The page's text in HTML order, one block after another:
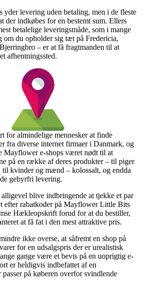
yder levering uden betaling, men i de fleste
der indkøbes for en bestemt sum. Ellers
betalelige leveringsmåde, som i mange
du opholder sig tæt på Fredericia,
– er at få fragtmanden til at
afhentningssted.
for almindelige mennesker at finde
fra diverse internet firmaer i Danmark, og
Mayflower e-shops været nødt til at
på en række af deres produkter – til piger
til kvinder og mænd – kolossalt, og endda
gebyrfri levering.
blive indbringende at tjekke et par
efter rabatkoder på Mayflower Little Bits
Hækleopskrift forud for at du bestiller,
at få fat i den mest attraktive pris.
ikke overse, at såfremt en shop på
for en udsalgspris der er urealistisk
gange være et bevis på en uoprigtig e-
er heldigvis indbefattet af en
passer på køberen overfor svindlende